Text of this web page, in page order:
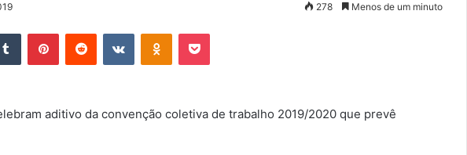
278 Menos de um minuto
Tumblr PinterestReddit VK OK Pocket
aditivo da convenção coletiva de trabalho 2019/2020 que prevê